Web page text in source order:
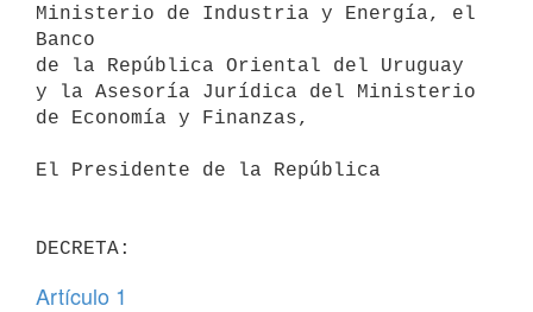
Ministerio de Industria y Energía, el
Banco
de la República Oriental del Uruguay
y la Asesoría Jurídica del Ministerio
de Economía y Finanzas,
El Presidente de la República
Artículo 1